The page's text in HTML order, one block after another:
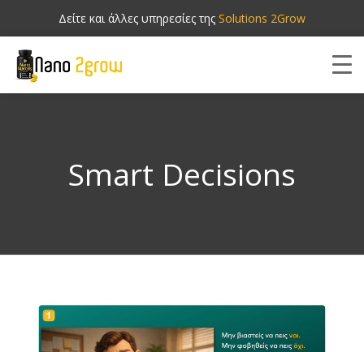
Δείτε και άλλες υπηρεσίες της Solutions 2Grow
Smart Decisions